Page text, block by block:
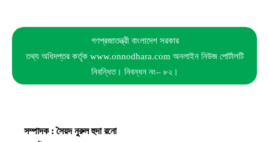
গণপ্রজাতন্ত্রী বাংলাদেশ সরকার
তথ্য অধিদপ্তর কর্তৃক www.onnodhara.com অনলাইন নিউজ পোর্টালটি
নিবন্ধিত। নিবন্ধন নং– ৮২।
সম্পাদক : সৈয়দ নুরুল হুদা রনো